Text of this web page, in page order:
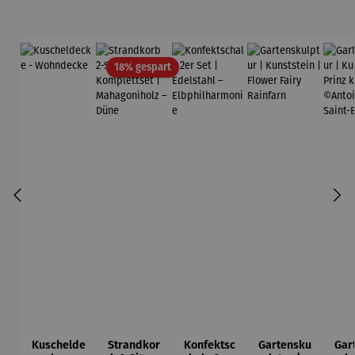
Kuschelde
18% gespartRabatt
Strandkor
Konfektsc
Gartensku